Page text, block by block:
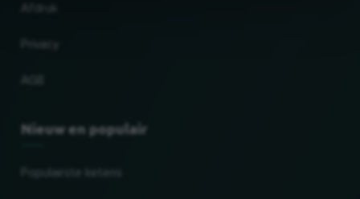
Nieuw en populair
Populairste ketens